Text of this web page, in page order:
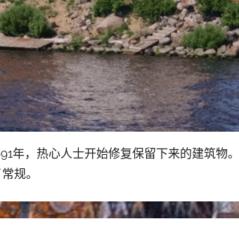
年，热心人士开始修复保留下来的建筑物。
规。